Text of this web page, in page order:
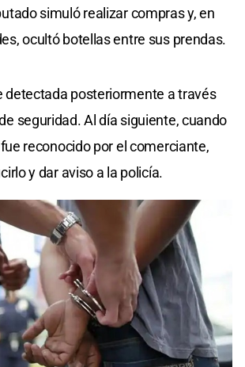
simuló realizar compras y, en
ocultó botellas entre sus prendas.
detectada posteriormente a través
seguridad. Al día siguiente, cuando
reconocido por el comerciante,
y dar aviso a la policía.